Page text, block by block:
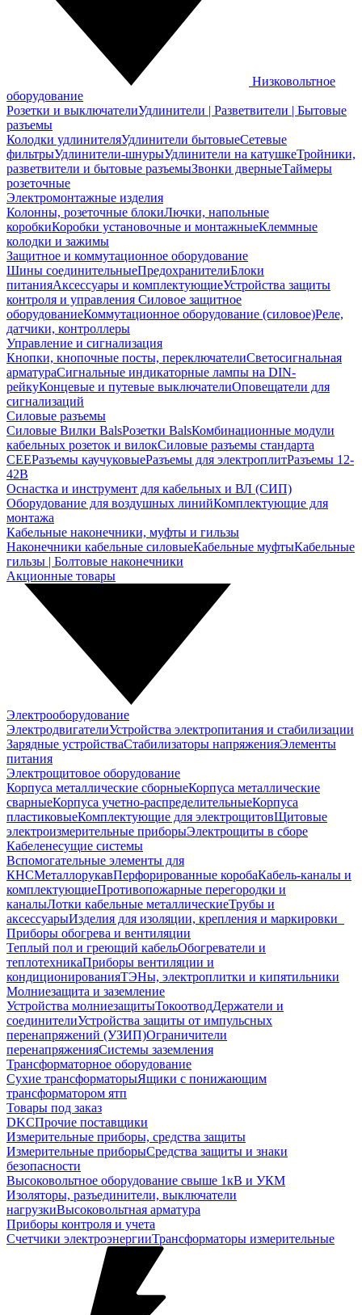
Низковольтное
оборудование
Розетки и выключателиУдлинители | Разветвители | Бытовые
разъемы
Колодки удлинителяУдлинители бытовыеСетевые
фильтрыУдлинители-шнурыУдлинители на катушкеТройники,
разветвители и бытовые разъемыЗвонки дверныеТаймеры
розеточные
Электромонтажные изделия
Колонны, розеточные блокиЛючки, напольные
коробкиКоробки установочные и монтажныеКлеммные
колодки и зажимы
Защитное и коммутационное оборудование
Шины соединительныеПредохранителиБлоки
питанияАксессуары и комплектующиеУстройства защиты
контроля и управления Силовое защитное
оборудованиеКоммутационное оборудование (силовое)Реле,
датчики, контроллеры
Управление и сигнализация
Кнопки, кнопочные посты, переключателиСветосигнальная
арматураСигнальные индикаторные лампы на DIN-
рейкуКонцевые и путевые выключателиОповещатели для
сигнализаций
Силовые разъемы
Силовые Вилки BalsРозетки BalsКомбинационные модули
кабельных розеток и вилокСиловые разъемы стандарта
CEEРазъемы каучуковыеРазъемы для электроплитРазъемы 12-
42В
Оснастка и инструмент для кабельных и ВЛ (СИП)
Оборудование для воздушных линийКомплектующие для
монтажа
Кабельные наконечники, муфты и гильзы
Наконечники кабельные силовыеКабельные муфтыКабельные
гильзы | Болтовые наконечники
Акционные товары
Электрооборудование
ЭлектродвигателиУстройства электропитания и стабилизации
Зарядные устройстваСтабилизаторы напряженияЭлементы
питания
Электрощитовое оборудование
Корпуса металлические сборныеКорпуса металлические
сварныеКорпуса учетно-распределительныеКорпуса
пластиковыеКомплектующие для электрощитовЩитовые
электроизмерительные приборыЭлектрощиты в сборе
Кабеленесущие системы
Вспомогательные элементы для
КНСМеталлорукавПерфорированные коробаКабель-каналы и
комплектующиеПротивопожарные перегородки и
каналыЛотки кабельные металлическиеТрубы и
аксессуарыИзделия для изоляции, крепления и маркировки
Приборы обогрева и вентиляции
Теплый пол и греющий кабельОбогреватели и
теплотехникаПриборы вентиляции и
кондиционированияТЭНы, электроплитки и кипятильники
Молниезащита и заземление
Устройства молниезащитыТокоотводДержатели и
соединителиУстройства защиты от импульсных
перенапряжений (УЗИП)Ограничители
перенапряженияСистемы заземления
Трансформаторное оборудование
Сухие трансформаторыЯщики с понижающим
трансформатором ятп
Товары под заказ
DKCПрочие поставщики
Измерительные приборы, средства защиты
Измерительные приборыСредства защиты и знаки
безопасности
Высоковольтное оборудование свыше 1кВ и УКМ
Изоляторы, разъединители, выключатели
нагрузкиВысоковольтная арматура
Приборы контроля и учета
Счетчики электроэнергииТрансформаторы измерительные